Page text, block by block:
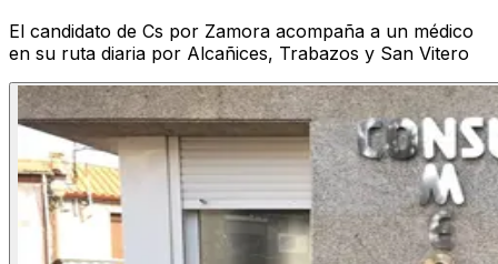
El candidato de Cs por Zamora acompaña a un médico
en su ruta diaria por Alcañices, Trabazos y San Vitero